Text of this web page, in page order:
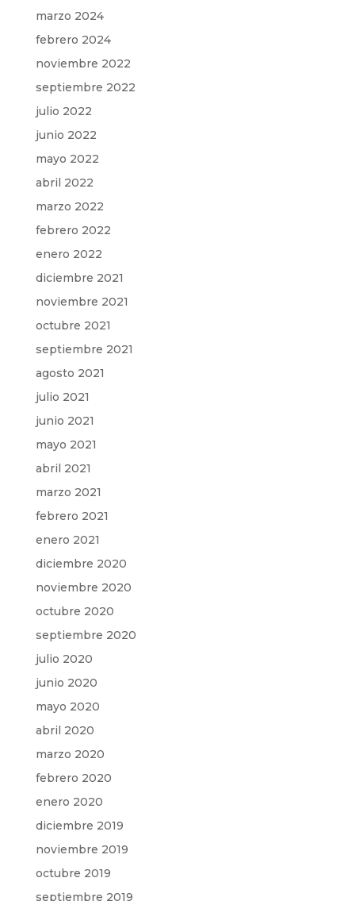
marzo 2024
febrero 2024
noviembre 2022
septiembre 2022
julio 2022
junio 2022
mayo 2022
abril 2022
marzo 2022
febrero 2022
enero 2022
diciembre 2021
noviembre 2021
octubre 2021
septiembre 2021
agosto 2021
julio 2021
junio 2021
mayo 2021
abril 2021
marzo 2021
febrero 2021
enero 2021
diciembre 2020
noviembre 2020
octubre 2020
septiembre 2020
julio 2020
junio 2020
mayo 2020
abril 2020
marzo 2020
febrero 2020
enero 2020
diciembre 2019
noviembre 2019
octubre 2019
septiembre 2019